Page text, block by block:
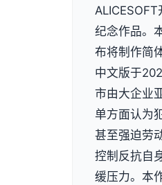
纪念作品。
布将制作简
中文版于
市由大企业
单方面认为
甚至强迫劳
控制反抗自
缓压力。本